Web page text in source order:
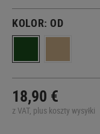
KOLOR: OD
18,90 €
z VAT, plus koszty wysyłki